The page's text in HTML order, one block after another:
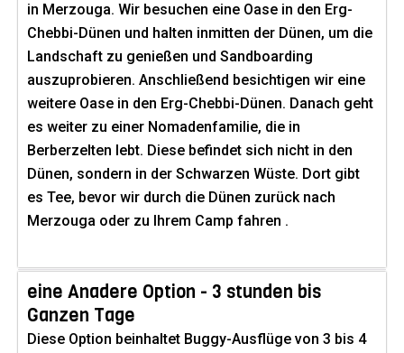
in Merzouga. Wir besuchen eine Oase in den Erg-
Chebbi-Dünen und halten inmitten der Dünen, um die
Landschaft zu genießen und Sandboarding
auszuprobieren. Anschließend besichtigen wir eine
weitere Oase in den Erg-Chebbi-Dünen. Danach geht
es weiter zu einer Nomadenfamilie, die in
Berberzelten lebt. Diese befindet sich nicht in den
Dünen, sondern in der Schwarzen Wüste. Dort gibt
es Tee, bevor wir durch die Dünen zurück nach
Merzouga oder zu Ihrem Camp fahren .
eine Anadere Option - 3 stunden bis
Ganzen Tage
Diese Option beinhaltet Buggy-Ausflüge von 3 bis 4